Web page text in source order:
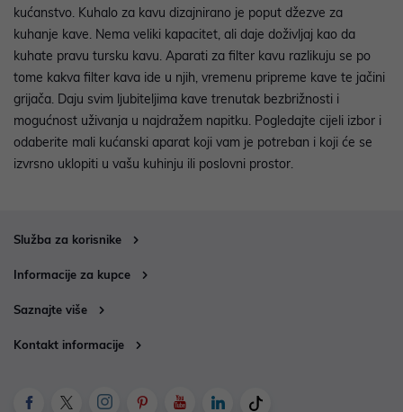
kućanstvo. Kuhalo za kavu dizajnirano je poput džezve za
kuhanje kave. Nema veliki kapacitet, ali daje doživljaj kao da
kuhate pravu tursku kavu. Aparati za filter kavu razlikuju se po
tome kakva filter kava ide u njih, vremenu pripreme kave te jačini
grijača. Daju svim ljubiteljima kave trenutak bezbrižnosti i
mogućnost uživanja u najdražem napitku. Pogledajte cijeli izbor i
odaberite mali kućanski aparat koji vam je potreban i koji će se
izvrsno uklopiti u vašu kuhinju ili poslovni prostor.
Služba za korisnike
Informacije za kupce
Saznajte više
Kontakt informacije